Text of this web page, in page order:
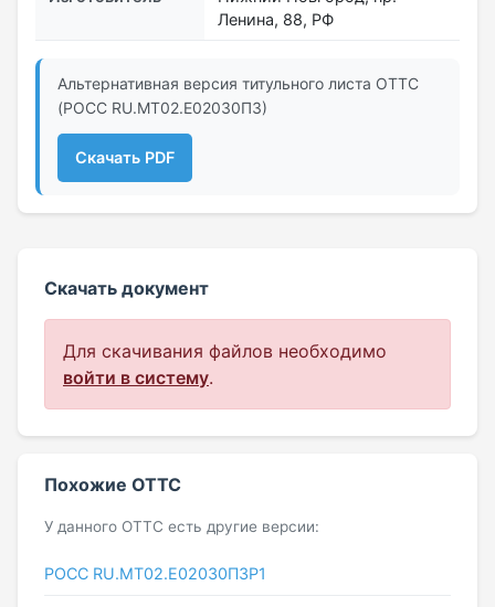
Ленина, 88, РФ
Альтернативная версия титульного листа ОТТС
(РОСС RU.МТ02.E02030П3)
Скачать PDF
Скачать документ
Для скачивания файлов необходимо
войти в систему.
Похожие ОТТС
У данного ОТТС есть другие версии:
РОСС RU.МТ02.E02030П3Р1